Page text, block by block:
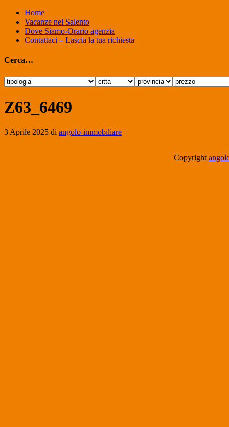
Home
Vacanze nel Salento
Dove Siamo-Orario agenzia
Contattaci – Lascia la tua richiesta
Cerca…
Z63_6469
3 Aprile 2025 di angolo-immobiliare
Copyright